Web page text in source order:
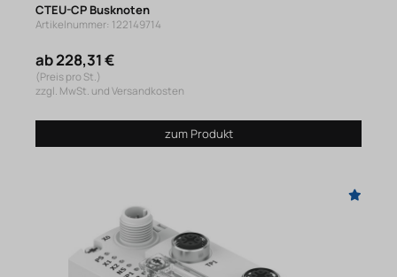
CTEU-CP Busknoten
Artikelnummer: 122149714
ab 228,31 €
(Preis pro St.)
zzgl. MwSt. und Versandkosten
zum Produkt